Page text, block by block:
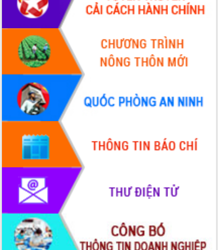
Xây dựng nông thôn mới: Nâng cao đời
sống người dân từ những mô hình thiết
Quyết liệt tháo gỡ vướng mắc, đẩy
nhanh tiến độ các dự án trọng điểm
trong Khu kinh tế Nam Phú Yên
Hòn Yến phát triển du lịch gắn với bảo
tồn biển
Lấy ý kiến điều chỉnh Quy hoạch tỉnh
Đắk Lắk thời kỳ 2021-2030, tầm nhìn
đến năm 2050
Phát động chiến dịch 30 ngày đêm
giải phóng mặt bằng Tuyến đường bộ
ven biển
Đắk Lắk nỗ lực thúc đẩy tăng trưởng
kinh tế từ 10% trở lên trong Quý
II/2026
Đắk Lắk ký kết thỏa thuận hợp tác về
chuyển đổi số giai đoạn 2026 – 2030
với Tập đoàn Bưu chính Viễn thông
Việt Nam
Thứ trưởng Bộ Y tế làm việc với tỉnh
Đắk Lắk về phát triển nhân lực y tế
cho trạm y tế cấp xã